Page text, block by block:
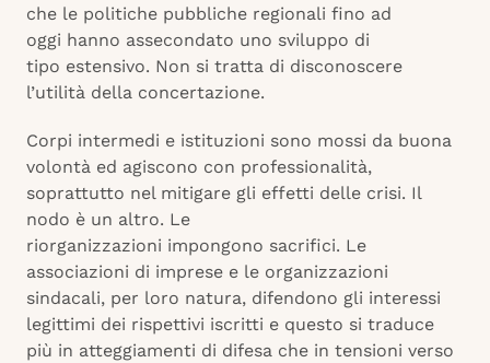
che le politiche pubbliche regionali fino ad
oggi hanno assecondato uno sviluppo di
tipo estensivo. Non si tratta di disconoscere
l’utilità della concertazione.
Corpi intermedi e istituzioni sono mossi da buona
volontà ed agiscono con professionalità,
soprattutto nel mitigare gli effetti delle crisi. Il
nodo è un altro. Le
riorganizzazioni impongono sacrifici. Le
associazioni di imprese e le organizzazioni
sindacali, per loro natura, difendono gli interessi
legittimi dei rispettivi iscritti e questo si traduce
più in atteggiamenti di difesa che in tensioni verso